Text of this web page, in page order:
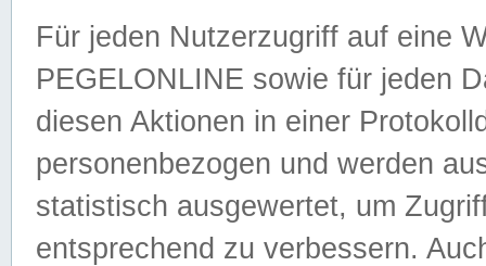
Für jeden Nutzerzugriff auf eine
PEGELONLINE sowie für jeden
diesen Aktionen in einer
personenbezogen und werden
statistisch ausgewertet, um
entsprechend zu verbessern.